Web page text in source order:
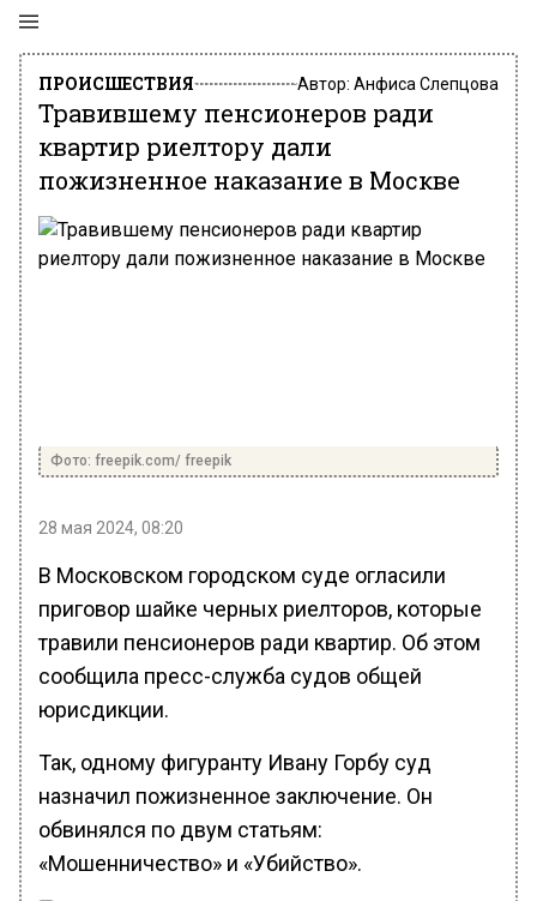
ПРОИСШЕСТВИЯ Автор: Анфиса Слепцова
Травившему пенсионеров ради
квартир риелтору дали
пожизненное наказание в Москве
Фото: freepik.com/ freepik
28 мая 2024, 08:20
В Московском городском суде огласили
приговор шайке черных риелторов, которые
травили пенсионеров ради квартир. Об этом
сообщила пресс-служба судов общей
юрисдикции.
Так, одному фигуранту Ивану Горбу суд
назначил пожизненное заключение. Он
обвинялся по двум статьям:
«Мошенничество» и «Убийство».